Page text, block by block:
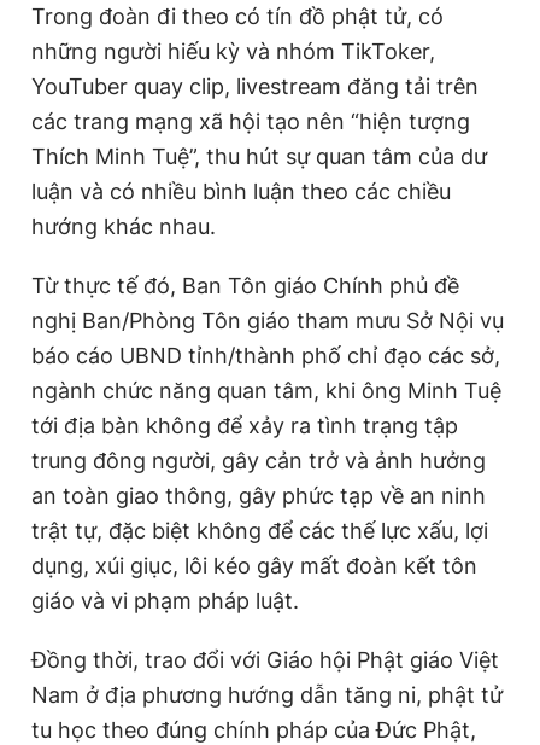
Trong đoàn đi theo có tín đồ phật tử, có
những người hiếu kỳ và nhóm TikToker,
YouTuber quay clip, livestream đăng tải trên
các trang mạng xã hội tạo nên “hiện tượng
Thích Minh Tuệ”, thu hút sự quan tâm của dư
luận và có nhiều bình luận theo các chiều
hướng khác nhau.
Từ thực tế đó, Ban Tôn giáo Chính phủ đề
nghị Ban/Phòng Tôn giáo tham mưu Sở Nội vụ
báo cáo UBND tỉnh/thành phố chỉ đạo các sở,
ngành chức năng quan tâm, khi ông Minh Tuệ
tới địa bàn không để xảy ra tình trạng tập
trung đông người, gây cản trở và ảnh hưởng
an toàn giao thông, gây phức tạp về an ninh
trật tự, đặc biệt không để các thế lực xấu, lợi
dụng, xúi giục, lôi kéo gây mất đoàn kết tôn
giáo và vi phạm pháp luật.
Đồng thời, trao đổi với Giáo hội Phật giáo Việt
Nam ở địa phương hướng dẫn tăng ni, phật tử
tu học theo đúng chính pháp của Đức Phật,